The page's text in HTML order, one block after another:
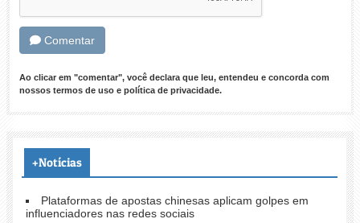
Comentar
Ao clicar em "comentar", você declara que leu, entendeu e concorda com
nossos termos de usoe política de privacidade.
+Notícias
Plataformas de apostas chinesas aplicam golpes em
influenciadores nas redes sociais